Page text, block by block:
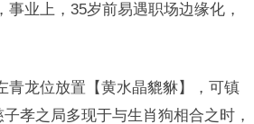
业上，35岁前易遇职场边缘化，
青龙位放置【黄水晶貔貅】，可镇
孝之局多现于与生肖狗相合之时，